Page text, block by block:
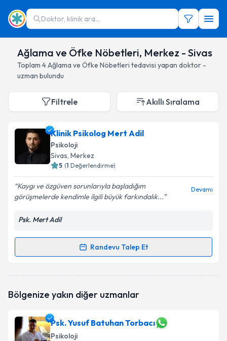
Doktor, klinik ara...
Ağlama ve Öfke Nöbetleri, Merkez - Sivas
Toplam 4Ağlama ve Öfke Nöbetleri tedavisi yapan doktor -
uzman bulundu
Filtrele Akıllı Sıralama
Klinik Psikolog Mert Adil
Psikoloji
Sivas, Merkez
5 (1 Değerlendirme)
Kaygı ve özgüven sorunlarıyla başladığım
görüşmelerde kendimle ilgili büyük farkındalık...
Devamı
Psk. Mert Adil
Randevu Talep Et
Randevu Takvimi Talebi
oluşturun. Size bu uzmandan randevu almanız için bir
E-posta Adresiniz
Bölgenize yakın diğer uzmanlar
Psk. Yusuf Batuhan Torbacı
Psikoloji